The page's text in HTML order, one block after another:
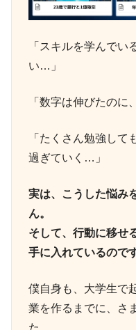
「スキルを学んでい
い…」
「数字は伸びたのに
「たくさん勉強して
過ぎていく…」
実は、こうした悩み
ん。
そして、行動に移せ
手に入れているので
僕自身も、大学生で
業を作るまでに、さ